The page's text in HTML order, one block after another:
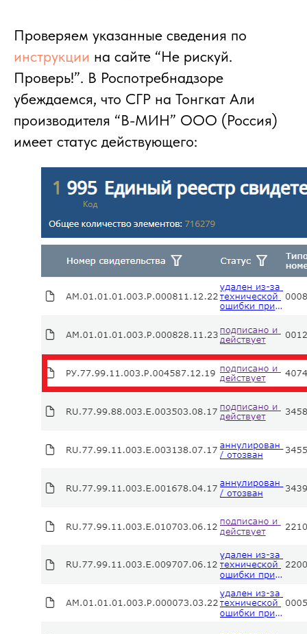
Проверяем указанные сведения по
инструкции на сайте “Не рискуй.
Проверь!”. В Роспотребнадзоре
убеждаемся, что СГР на Тонгкат Али
производителя “В-МИН” ООО (Россия)
имеет статус действующего: